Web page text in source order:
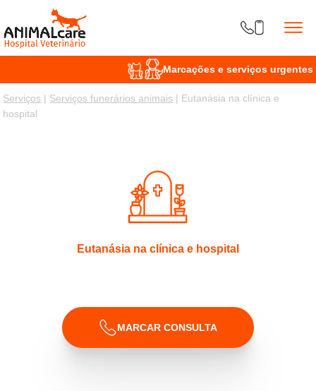
Marcações e serviços urgentes
Serviços | Serviços funerários animais | Eutanásia na clínica e
hospital
Eutanásia na clínica e hospital
MARCAR CONSULTA